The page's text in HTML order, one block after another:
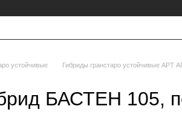
устойчивые
Гибриды гранстаро устойчивые АРТ
БАСТЕН 105,